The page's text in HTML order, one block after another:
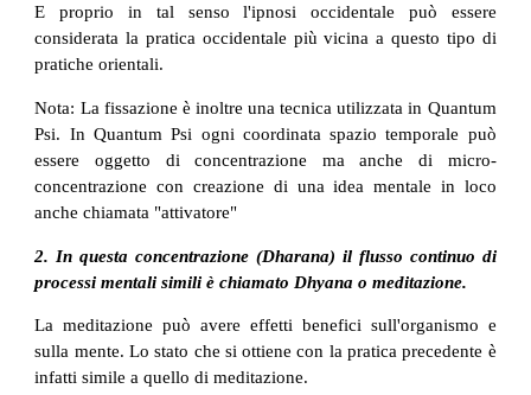
E proprio in tal senso l'ipnosi occidentale può essere
considerata la pratica occidentale più vicina a questo tipo di
pratiche orientali.
Nota: La fissazione è inoltre una tecnica utilizzata in Quantum
Psi. In Quantum Psi ogni coordinata spazio temporale può
essere oggetto di concentrazione ma anche di micro-
concentrazione con creazione di una idea mentale in loco
anche chiamata "attivatore"
2. In questa concentrazione (Dharana) il flusso continuo di
processi mentali simili è chiamato Dhyana o meditazione.
La meditazione può avere effetti benefici sull'organismo e
sulla mente. Lo stato che si ottiene con la pratica precedente è
infatti simile a quello di meditazione.